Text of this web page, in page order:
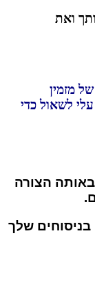
ואת
מזמין
לשאול כדי
הצורה
שלך